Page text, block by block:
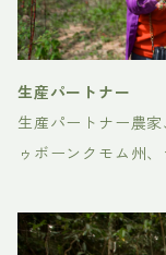
生産パートナー
生産パートナー農
ゥボーンクモム州